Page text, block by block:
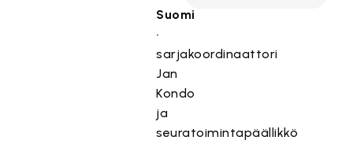
Suomi
•
sarjakoordinaattori
Jan
Kondo
ja
seuratoimintapäällikkö